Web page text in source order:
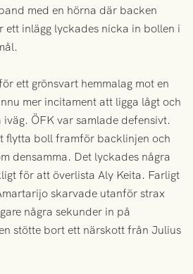
med en hörna där backen
ett inlägg lyckades nicka in bollen i
ett grönsvart hemmalag mot en
mer incitament att ligga lågt och
ÖFK var samlade defensivt.
flytta boll framför backlinjen och
densamma. Det lyckades några
för att överlista Aly Keita. Farligt
skarvade utanför strax
några sekunder in på
stötte bort ett närskott från Julius